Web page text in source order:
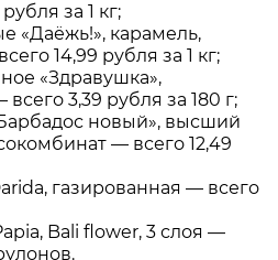
за 1 кг;
карамель,
14,99 рубля за 1 кг;
«Здравушка»,
3,39 рубля за 180 г;
новый», высший
— всего 12,49
газированная — всего
Bali flower, 3 слоя —